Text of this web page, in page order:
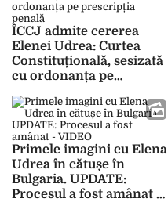
ÎCCJ admite cererea
Elenei Udrea: Curtea
Constituțională, sesizată
cu ordonanța pe
Primele imagini cu Elena
Udrea în cătușe în
Bulgaria. UPDATE:
Procesul a fost amânat –